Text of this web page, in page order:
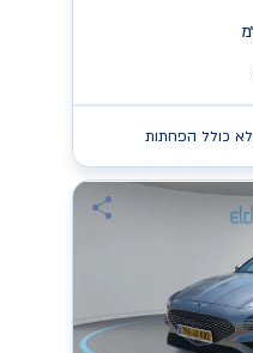
לא כולל הפחתות